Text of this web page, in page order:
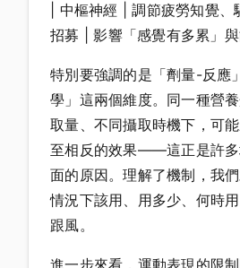
| 中樞神經 | 調節疲勞知覺
招募 | 影響「感覺有多累」與
特別要強調的是「劑量-反應
學」這兩個維度。同一種營
取量、不同攝取時機下，可
至相反的效果——這正是許多
面的原因。理解了機制，我
情況下該用、用多少、何時
跟風。
進一步來看，運動表現的限